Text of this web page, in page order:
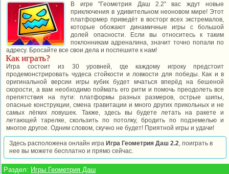
В игре "Геометрия Даш 2.2" вас ждут новые
приключения в удивительном неоновом мире! Этот
платформер приведёт в восторг всех экстремалов,
которые обожают динамичные игры с большой
долей опасности. Если вы относитесь к таким
поклонникам адреналина, значит точно попали по
адресу. Бросайте все свои дела и поспешите к нам!
Как играть?
Игра состоит из 30 уровней, где каждому игроку предстоит
продемонстрировать чудеса стойкости и ловкости для победы. Как и в
оригинальной версии игры кубик будет мчаться вперёд на бешеной
скорости, а вам необходимо поймать его ритм и помочь преодолеть все
препятствия на пути: платформы разных размеров, острые шипы,
опасные конструкции, смена гравитации и много других прикольных и не
самых лёгких ловушек. Также, здесь вы будете летать на ракете и
летающей тарелке, скользить по потолку, бродить по подземелью и
многое другое. Одним словом, скучно не будет! Приятной игры и удачи!
Здесь расположена онлайн игра Игра Геометрия Даш 2.2, поиграть в
нее вы можете бесплатно и прямо сейчас.
Раздел: Игры Геометрия Даш